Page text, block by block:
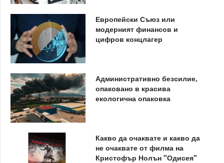
Европейски Съюз или
модерният финансов и
цифров концлагер
Административно безсилие,
опаковано в красива
екологична опаковка
Какво да очаквате и какво да
не очаквате от филма на
Кристофър Нолън "Одисея"